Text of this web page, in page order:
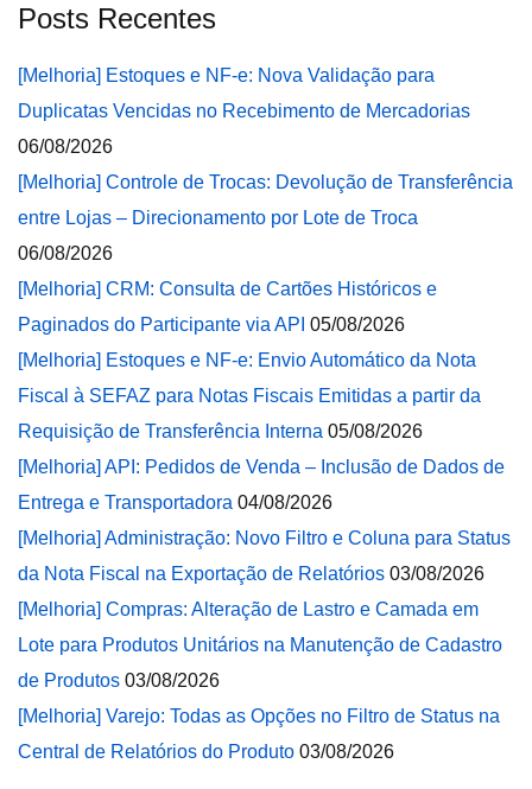
Posts Recentes
[Melhoria] Estoques e NF-e: Nova Validação para
Duplicatas Vencidas no Recebimento de Mercadorias
06/08/2026
[Melhoria] Controle de Trocas: Devolução de Transferência
entre Lojas – Direcionamento por Lote de Troca
06/08/2026
[Melhoria] CRM: Consulta de Cartões Históricos e
Paginados do Participante via API 05/08/2026
[Melhoria] Estoques e NF-e: Envio Automático da Nota
Fiscal à SEFAZ para Notas Fiscais Emitidas a partir da
Requisição de Transferência Interna 05/08/2026
[Melhoria] API: Pedidos de Venda – Inclusão de Dados de
Entrega e Transportadora 04/08/2026
[Melhoria] Administração: Novo Filtro e Coluna para Status
da Nota Fiscal na Exportação de Relatórios 03/08/2026
[Melhoria] Compras: Alteração de Lastro e Camada em
Lote para Produtos Unitários na Manutenção de Cadastro
de Produtos 03/08/2026
[Melhoria] Varejo: Todas as Opções no Filtro de Status na
Central de Relatórios do Produto 03/08/2026